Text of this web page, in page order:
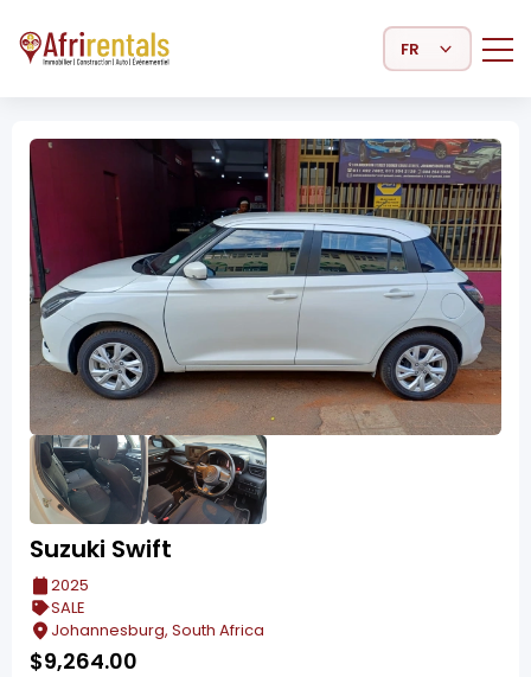
Select Language
Suzuki Swift
2025
SALE
Johannesburg, South Africa
$9,264.00